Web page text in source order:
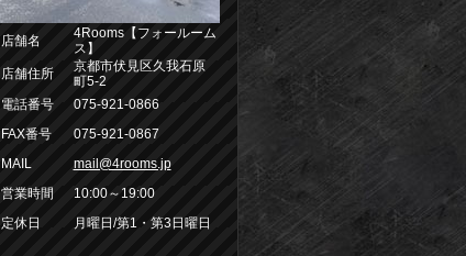
店舗名
4Rooms【フォールーム
ス】
店舗住所
京都市伏見区久我石原
町5-2
電話番号
075-921-0866
FAX番号
075-921-0867
MAIL
mail@4rooms.jp
営業時間
10:00～19:00
定休日
月曜日/第1・第3日曜日